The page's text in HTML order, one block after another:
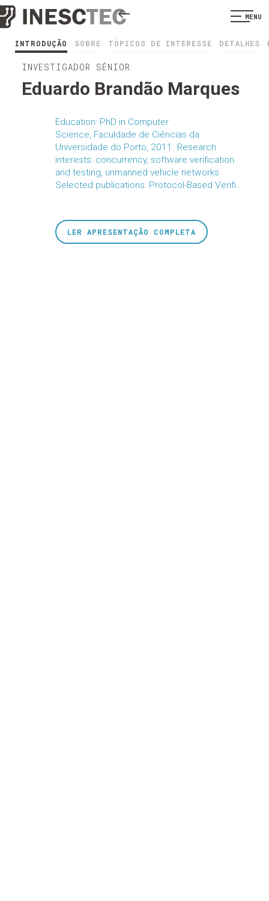
MENU
INTRODUÇÃO SOBRE TÓPICOS DE INTERESSE DETALHES
INVESTIGADOR SÉNIOR
Eduardo Brandão Marques
Education: PhD in Computer
Science, Faculdade de Ciências da
Universidade do Porto, 2011. Research
interests: concurrency, software verification
and testing, unmanned vehicle networks
Selected publications: Protocol-Based Verifi...
LER APRESENTAÇÃO COMPLETA